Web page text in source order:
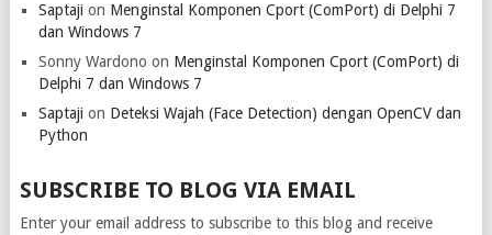
Saptaji on Menginstal Komponen Cport (ComPort) di Delphi 7
dan Windows 7
Sonny Wardono on Menginstal Komponen Cport (ComPort) di
Delphi 7 dan Windows 7
Saptaji on Deteksi Wajah (Face Detection) dengan OpenCV dan
Python
SUBSCRIBE TO BLOG VIA EMAIL
Enter your email address to subscribe to this blog and receive